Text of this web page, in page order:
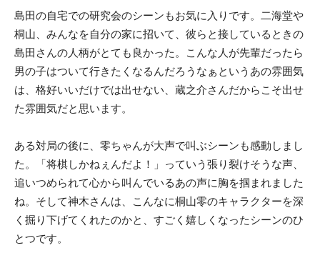
島田の自宅での研究会のシーンもお気に入りです。二海堂や
桐山、みんなを自分の家に招いて、彼らと接しているときの
島田さんの人柄がとても良かった。こんな人が先輩だったら
男の子はついて行きたくなるんだろうなぁというあの雰囲気
は、格好いいだけでは出せない、蔵之介さんだからこそ出せ
た雰囲気だと思います。
ある対局の後に、零ちゃんが大声で叫ぶシーンも感動しまし
た。「将棋しかねぇんだよ！」っていう張り裂けそうな声、
追いつめられて心から叫んでいるあの声に胸を掴まれました
ね。そして神木さんは、こんなに桐山零のキャラクターを深
く掘り下げてくれたのかと、すごく嬉しくなったシーンのひ
とつです。